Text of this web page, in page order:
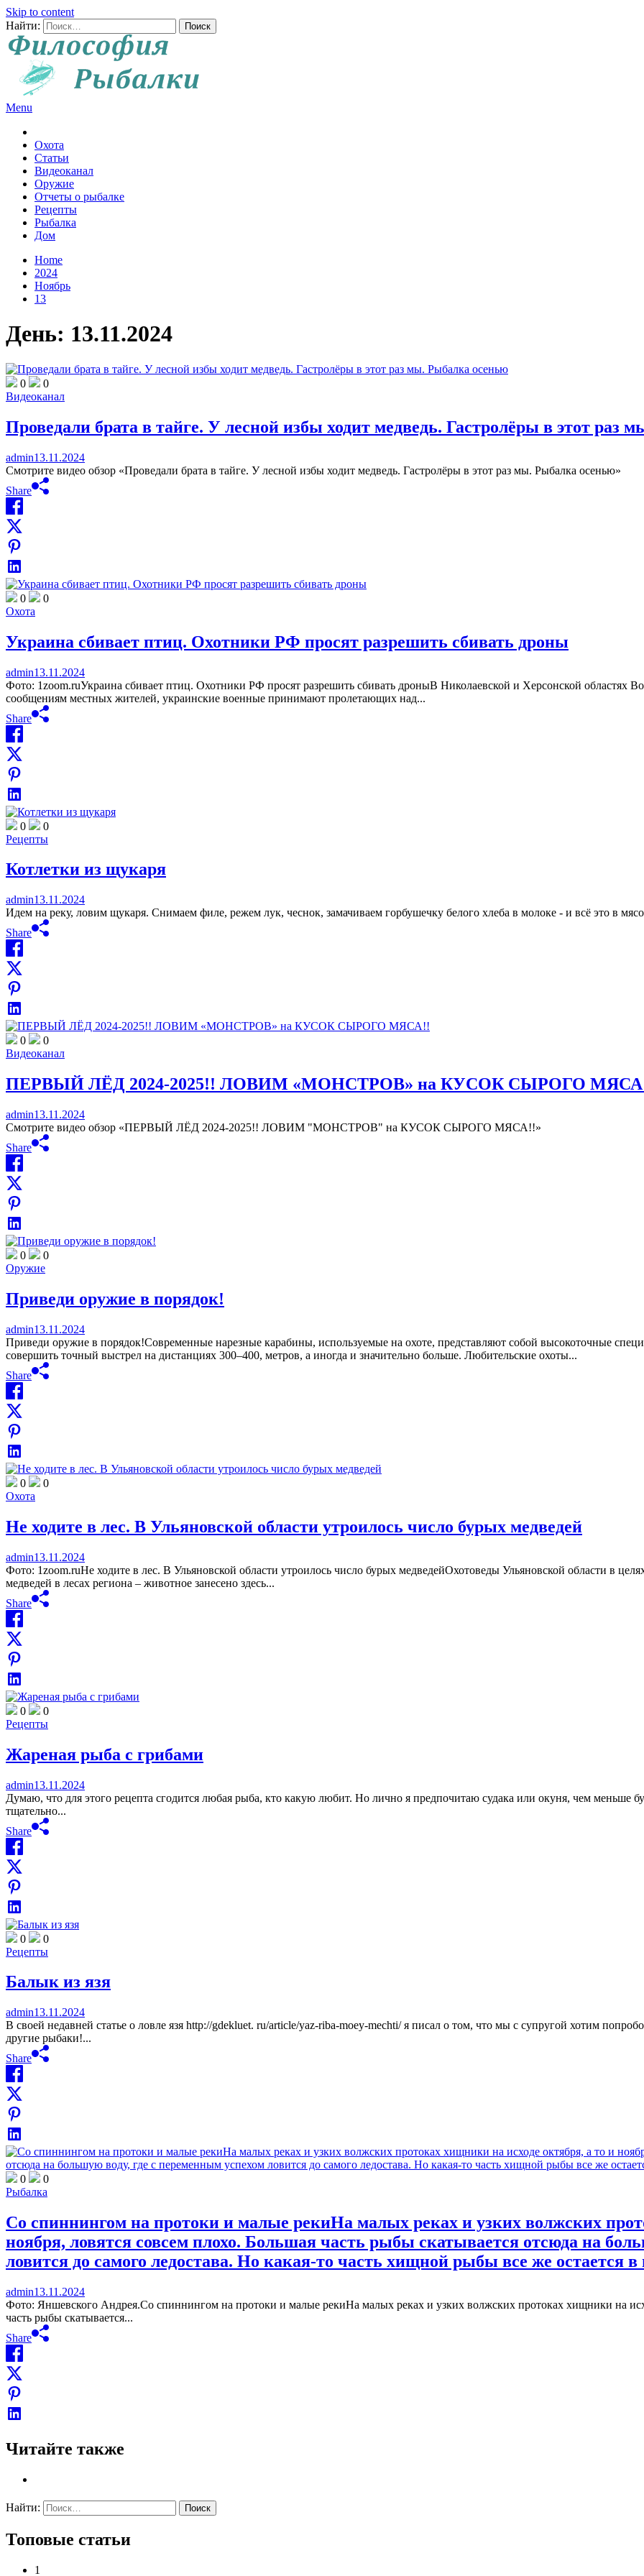
Skip to content
Найти:
Menu
Охота
Статьи
Видеоканал
Оружие
Отчеты о рыбалке
Рецепты
Рыбалка
Дом
Home
2024
Ноябрь
13
День: 13.11.2024
0
0
Видеоканал
Проведали брата в тайге. У лесной избы ходит медведь. Гастролёры в этот раз
admin13.11.2024
Смотрите видео обзор «Проведали брата в тайге. У лесной избы ходит медведь. Гастролёры в этот раз мы. Рыбалка осенью»
Share
0
0
Охота
Украина сбивает птиц. Охотники РФ просят разрешить сбивать дроны
admin13.11.2024
Фото: 1zoom.ruУкраина сбивает птиц. Охотники РФ просят разрешить сбивать дроныВ Николаевской и Херсонской областях
сообщениям местных жителей, украинские военные принимают пролетающих над...
Share
0
0
Рецепты
Котлетки из щукаря
admin13.11.2024
Идем на реку, ловим щукаря. Снимаем филе, режем лук, чеснок, замачиваем горбушечку белого хлеба в молоке - и всё это в
Share
0
0
Видеоканал
ПЕРВЫЙ ЛЁД 2024-2025!! ЛОВИМ «МОНСТРОВ» на КУСОК СЫРОГО
admin13.11.2024
Смотрите видео обзор «ПЕРВЫЙ ЛЁД 2024-2025!! ЛОВИМ "МОНСТРОВ" на КУСОК СЫРОГО МЯСА!!»
Share
0
0
Оружие
Приведи оружие в порядок!
admin13.11.2024
Приведи оружие в порядок!Современные нарезные карабины, используемые на охоте, представляют собой высокоточные
совершить точный выстрел на дистанциях 300–400, метров, а иногда и значительно больше. Любительские охоты...
Share
0
0
Охота
Не ходите в лес. В Ульяновской области утроилось число бурых медведей
admin13.11.2024
Фото: 1zoom.ruНе ходите в лес. В Ульяновской области утроилось число бурых медведейОхотоведы Ульяновской области в
медведей в лесах региона – животное занесено здесь...
Share
0
0
Рецепты
Жареная рыба с грибами
admin13.11.2024
Думаю, что для этого рецепта сгодится любая рыба, кто какую любит. Но лично я предпочитаю судака или окуня, чем меньше
тщательно...
Share
0
0
Рецепты
Балык из язя
admin13.11.2024
В своей недавней статье о ловле язя http://gdekluet. ru/article/yaz-riba-moey-mechti/ я писал о том, что мы с супругой хотим
другие рыбаки!...
Share
0
0
Рыбалка
Со спиннингом на протоки и малые рекиНа малых реках и узких волжских
ноября, ловятся совсем плохо. Большая часть рыбы скатывается отсюда на
ловится до самого ледостава. Но какая-то часть хищной рыбы все же остается
admin13.11.2024
Фото: Яншевского Андрея.Со спиннингом на протоки и малые рекиНа малых реках и узких волжских протоках хищники на
часть рыбы скатывается...
Share
Читайте также
Найти:
Топовые статьи
1